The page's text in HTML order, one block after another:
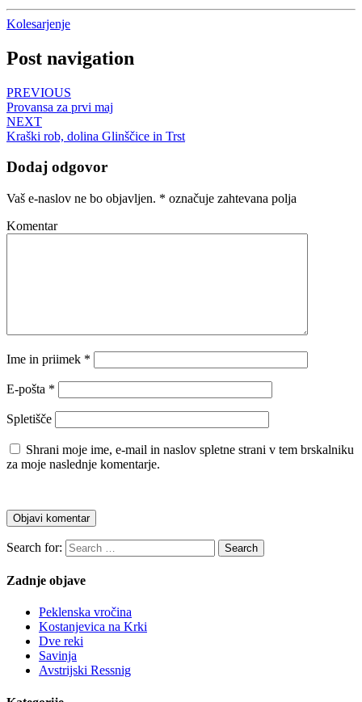
Kolesarjenje
Post navigation
PREVIOUS
Provansa za prvi maj
NEXT
Kraški rob, dolina Glinščice in Trst
Dodaj odgovor
Vaš e-naslov ne bo objavljen. * označuje zahtevana polja
Komentar
Ime in priimek *
E-pošta *
Spletišče
Shrani moje ime, e-mail in naslov spletne strani v tem brskalniku
za moje naslednje komentarje.
Search for: Search
Zadnje objave
Peklenska vročina
Kostanjevica na Krki
Dve reki
Savinja
Avstrijski Ressnig